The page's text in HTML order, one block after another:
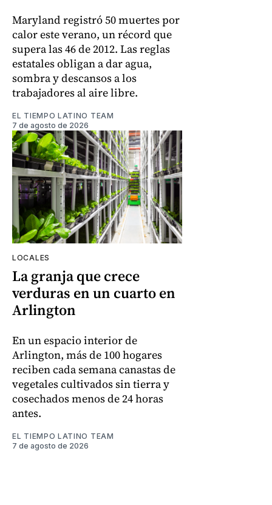
Maryland registró 50 muertes por
calor este verano, un récord que
supera las 46 de 2012. Las reglas
estatales obligan a dar agua,
sombra y descansos a los
trabajadores al aire libre.
EL TIEMPO LATINO TEAM
7 de agosto de 2026
LOCALES
La granja que crece
verduras en un cuarto en
Arlington
En un espacio interior de
Arlington, más de 100 hogares
reciben cada semana canastas de
vegetales cultivados sin tierra y
cosechados menos de 24 horas
antes.
EL TIEMPO LATINO TEAM
7 de agosto de 2026